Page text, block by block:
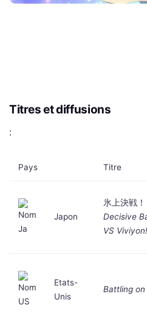
Titres et diffusions
:
Pays Titre
Japon
氷上決戦
Decisive
VS
Etats-
Unis
Battling